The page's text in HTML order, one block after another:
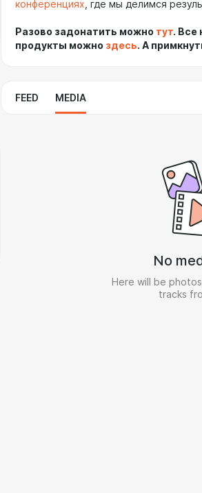
конференциях , где мы делимся
Разово задонатить можно тут. Все
продукты можно здесь. А
FEED MEDIA
No
Here will be
tracks